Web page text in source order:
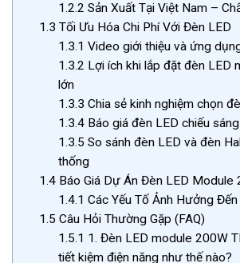
1.2.2 Sản Xuất Tại Việt Nam –
1.3 Tối Ưu Hóa Chi Phí Với Đèn LED
1.3.1 Video giới thiệu và ứng
1.3.2 Lợi ích khi lắp đặt đèn LED
lớn
1.3.3 Chia sẻ kinh nghiệm chọn
1.3.4Báo giá đèn LED chiếu
1.3.5 So sánh đèn LED và đèn
thống
1.4 Báo Giá Dự Án Đèn LED Module
1.4.1 Các Yếu Tố Ảnh Hưởng
1.5 Câu Hỏi Thường Gặp (FAQ)
1.5.1 1. Đèn LED module 200W
tiết kiệm điện năng như thế nào?